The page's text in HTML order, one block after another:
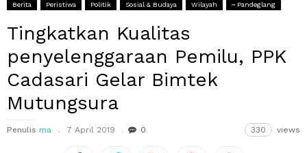
Berita Peristiwa Politik Sosial & Budaya Wilayah ~ Pandeglang
Tingkatkan Kualitas
penyelenggaraan Pemilu, PPK
Cadasari Gelar Bimtek
Mutungsura
Penulis ma 7 April 2019 0 330 views